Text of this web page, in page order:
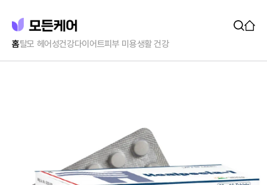
홈탈모 헤어 성건강다이어트피부 미용생활 건강